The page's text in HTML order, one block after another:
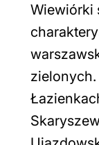
Wiewiórki